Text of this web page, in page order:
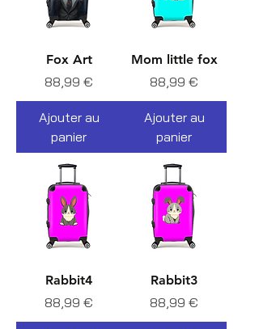
Fox Art
Prix
88,99 €
Ajouter au
panier
Mom little fox
Prix
88,99 €
Ajouter au
panier
Rabbit4
Prix
88,99 €
Rabbit3
Prix
88,99 €